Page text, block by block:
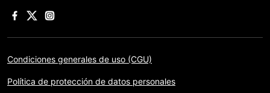
Condiciones generales de uso (CGU)
Política de protección de datos personales